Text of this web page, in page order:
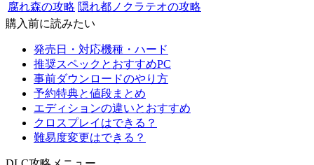
腐れ森の攻略 隠れ都ノクラテオの攻略
購入前に読みたい
発売日・対応機種・ハード
推奨スペックとおすすめPC
事前ダウンロードのやり方
予約特典と値段まとめ
エディションの違いとおすすめ
クロスプレイはできる？
難易度変更はできる？